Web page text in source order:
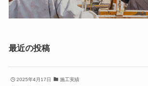
最近の投稿
2025年4月17日 施工実績